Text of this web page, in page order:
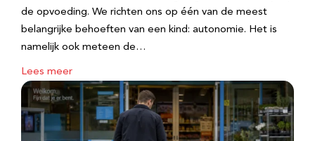
de opvoeding. We richten ons op één van de meest
belangrijke behoeften van een kind: autonomie. Het is
namelijk ook meteen de…
Lees meer